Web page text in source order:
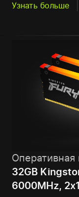
Узнать больше
Оперативная
32GB
6000MHz,